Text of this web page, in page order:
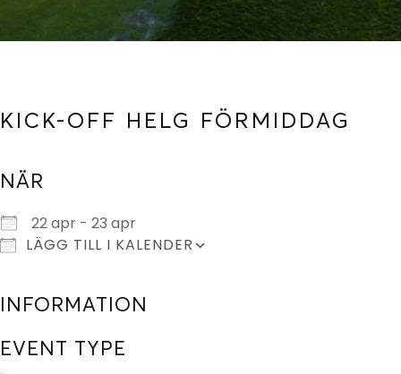
KICK-OFF HELG FÖRMIDDAG
NÄR
22 apr - 23 apr
LÄGG TILL I KALENDER
Ladda ner ICS
INFORMATION
EVENT TYPE